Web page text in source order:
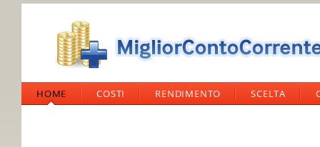
HOME COSTI RENDIMENTO SCELTA